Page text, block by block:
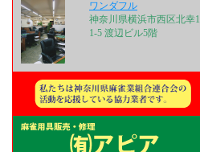
ワンダフル
神奈川県横浜市西区北幸
1-5 渡辺ビル5階